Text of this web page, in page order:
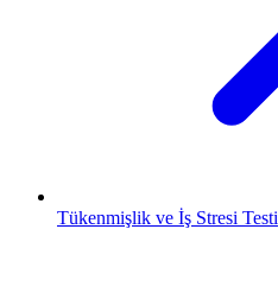
Tükenmişlik ve İş Stresi Testi